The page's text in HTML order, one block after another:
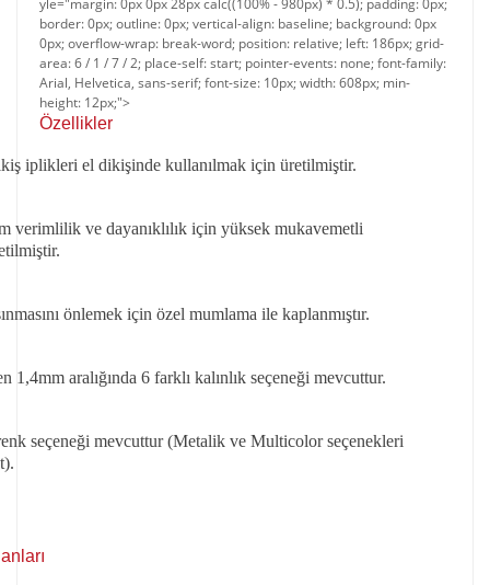
yle="margin: 0px 0px 28px calc((100% - 980px) * 0.5); padding: 0px;
border: 0px; outline: 0px; vertical-align: baseline; background: 0px
0px; overflow-wrap: break-word; position: relative; left: 186px; grid-
area: 6 / 1 / 7 / 2; place-self: start; pointer-events: none; font-family:
Arial, Helvetica, sans-serif; font-size: 10px; width: 608px; min-
height: 12px;">
Özellikler​​
iplikleri el dikişinde kullanılmak için üretilmiştir.
verimlilik ve dayanıklılık için yüksek mukavemetli
önlemek için özel mumlama ile kaplanmıştır.
1,4mm aralığında 6 farklı kalınlık seçeneği mevcuttur.
seçeneği mevcuttur (Metalik ve Multicolor seçenekleri